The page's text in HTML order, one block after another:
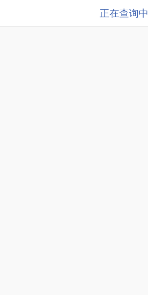
正在查询中